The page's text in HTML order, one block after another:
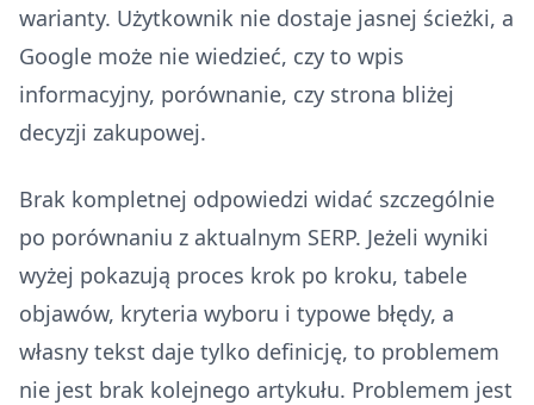
warianty. Użytkownik nie dostaje jasnej ścieżki, a
Google może nie wiedzieć, czy to wpis
informacyjny, porównanie, czy strona bliżej
decyzji zakupowej.
Brak kompletnej odpowiedzi widać szczególnie
po porównaniu z aktualnym SERP. Jeżeli wyniki
wyżej pokazują proces krok po kroku, tabele
objawów, kryteria wyboru i typowe błędy, a
własny tekst daje tylko definicję, to problemem
nie jest brak kolejnego artykułu. Problemem jest